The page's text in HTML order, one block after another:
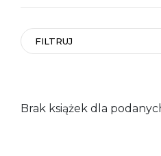
FILTRUJ
Brak książek dla